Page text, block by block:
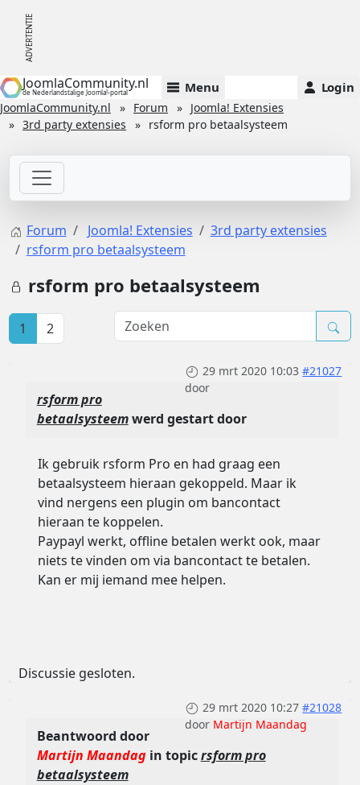
JoomlaCommunity.nl
de Nederlandstalige Joomla!-portal Menu Login
JoomlaCommunity.nl Forum
Joomla! Extensies
3rd party extensies
rsform pro betaalsysteem
Forum Joomla! Extensies
3rd party extensies
rsform pro betaalsysteem
rsform pro betaalsysteem
1 2
29 mrt 2020 10:03 #21027
door
rsform pro
betaalsysteemwerd gestart door
Ik gebruik rsform Pro en had graag een
betaalsysteem hieraan gekoppeld. Maar ik
vind nergens een plugin om bancontact
hieraan te koppelen.
Paypayl werkt, offline betalen werkt ook, maar
niets te vinden om via bancontact te betalen.
Kan er mij iemand mee helpen.
Discussie gesloten.
29 mrt 2020 10:27 #21028
door Martijn Maandag
Beantwoord door
Martijn Maandagin topicrsform pro
betaalsysteem